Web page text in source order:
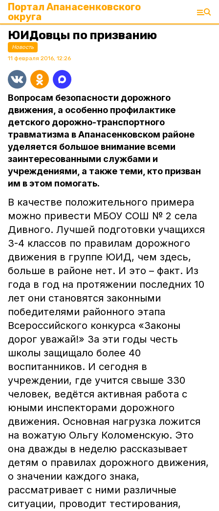
Портал Апанасенковского
округа
ЮИДовцы по призванию
Новость
11 февраля 2016, 12:26
Вопросам безопасности дорожного
движения, а особенно профилактике
детского дорожно-транспортного
травматизма в Апанасенковском районе
уделяется большое внимание всеми
заинтересованными службами и
учреждениями, а также теми, кто призван
им в этом помогать.
В качестве положительного примера
можно привести МБОУ СОШ № 2 села
Дивного. Лучшей подготовки учащихся
3-4 классов по правилам дорожного
движения в группе ЮИД, чем здесь,
больше в районе нет. И это – факт. Из
года в год на протяжении последних 10
лет они становятся законными
победителями районного этапа
Всероссийского конкурса «Законы
дорог уважай!» За эти годы честь
школы защищало более 40
воспитанников. И сегодня в
учреждении, где учится свыше 330
человек, ведётся активная работа с
юными инспекторами дорожного
движения. Основная нагрузка ложится
на вожатую Ольгу Коломенскую. Это
она дважды в неделю рассказывает
детям о правилах дорожного движения,
о значении каждого знака,
рассматривает с ними различные
ситуации, проводит тестирования,